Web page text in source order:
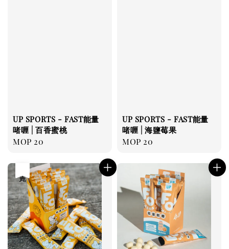
UP SPORTS - FAST能量
啫喱 | 百香蜜桃
Regular
MOP 20
UP SPORTS - FAST能量
啫喱 | 海鹽莓果
Regular
MOP 20